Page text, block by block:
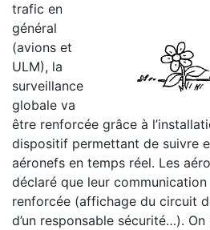
trafic en
général
(avions et
ULM), la
surveillance
globale va
être renforcée grâce à
dispositif permettant de suivre
aéronefs en temps réel. Les
déclaré que leur
renforcée (affichage du circuit
d’un responsable sécurité…).